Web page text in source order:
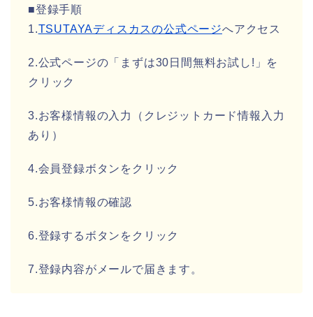
■登録手順
1.TSUTAYAディスカスの公式ページへアクセス
2.公式ページの「まずは30日間無料お試し!」を
クリック
3.お客様情報の入力（クレジットカード情報入力
あり）
4.会員登録ボタンをクリック
5.お客様情報の確認
6.登録するボタンをクリック
7.登録内容がメールで届きます。